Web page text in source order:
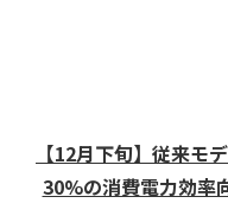
【12月下旬】従来モ
30%の消費電力効率